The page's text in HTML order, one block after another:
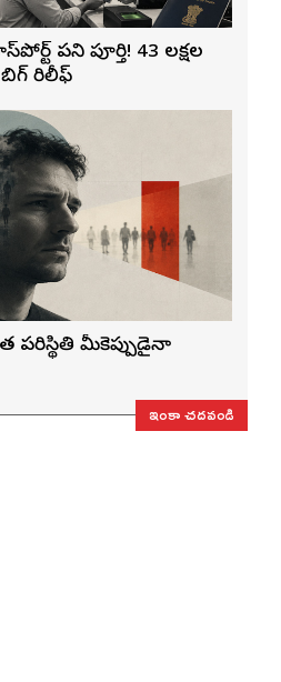
పని పూర్తి! 43 లక్షల
రిలీఫ్
పరిస్థితి మీకెప్పుడైనా
ఇంకా చదవండి